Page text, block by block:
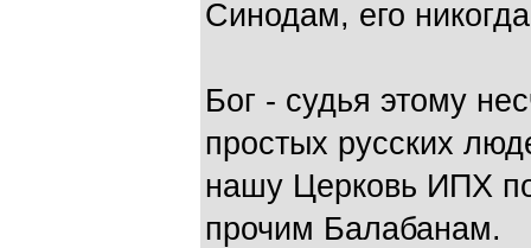
Синодам, его
Бог - судья этому
простых русских
нашу Церковь ИПХ
прочим Балабанам.